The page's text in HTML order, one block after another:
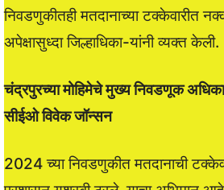
निवडणुकीतही मतदानाच्या टक्केवारीत
अपेक्षासुध्दा जिल्हाधिका-यांनी व्यक्त केली.
चंद्रपुरच्या मोहिमेचे मुख्य निवडणूक
सीईओ विवेक जॉन्सन
2024 च्या निवडणुकीत मतदानाची